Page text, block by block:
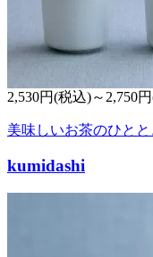
2,530円(税込)～2,750
美味しいお茶のひと
kumidashi